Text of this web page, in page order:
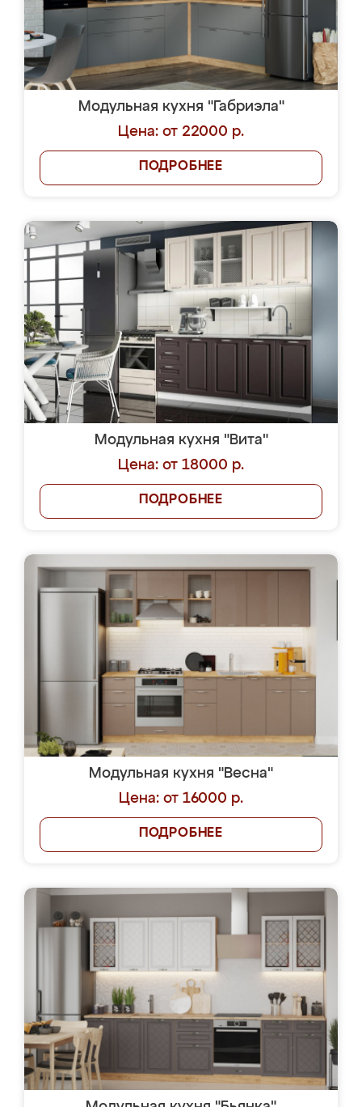
Модульная кухня "Габриэла"
Цена: от 22000 р.
ПОДРОБНЕЕ
Модульная кухня "Вита"
Цена: от 18000 р.
ПОДРОБНЕЕ
Модульная кухня "Весна"
Цена: от 16000 р.
ПОДРОБНЕЕ